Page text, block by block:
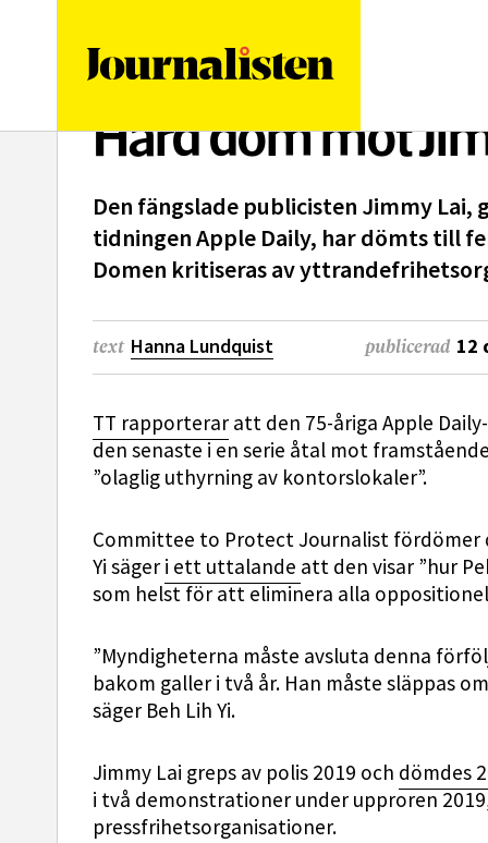
Hård dom mot
Den fängslade publicisten Jimmy
tidningen Apple Daily, har dömts till
Domen kritiseras av
text Hanna Lundquist publicerad 12
TT rapporteraratt den 75-åriga Apple
den senaste i en serie åtal mot
”olaglig uthyrning av kontorslokaler”.
Committee to Protect Journalist fördömer
Yi sägeri ett uttalande att den visar ”hur
som helst för att eliminera alla
”Myndigheterna måste avsluta denna
bakom galler i två år. Han måste släppas
säger Beh Lih Yi.
Jimmy Lai greps av polis 2019 och dömdes
i två demonstrationer under upproren
pressfrihetsorganisationer.